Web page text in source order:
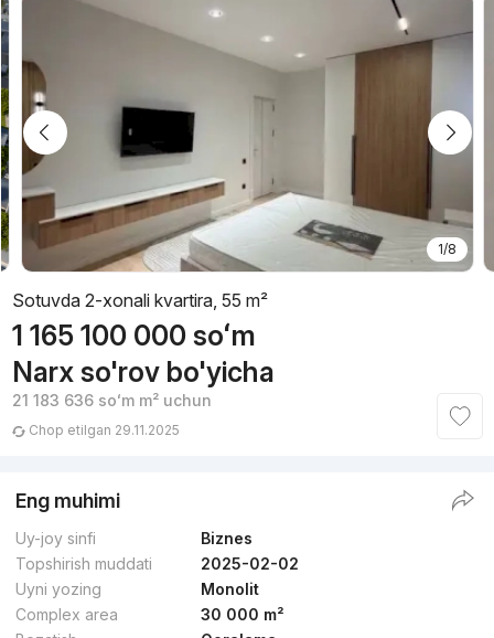
1/8
Sotuvda 2-xonali kvartira, 55 m²
1 165 100 000 soʻm
Narx so'rov bo'yicha
21 183 636 soʻmm² uchun
Chop etilgan 29.11.2025
Eng muhimi
Uy-joy sinfi
Biznes
Topshirish muddati
2025-02-02
Uyni yozing
Monolit
Complex area
30 000 m²